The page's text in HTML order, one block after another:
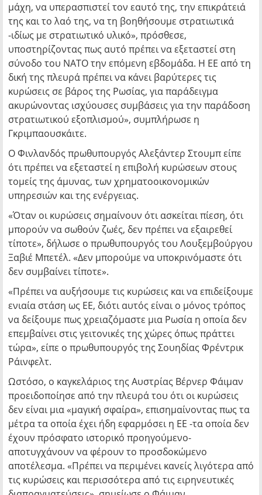
μάχη, να υπερασπιστεί τον εαυτό της, την επικράτειά
της και το λαό της, να τη βοηθήσουμε στρατιωτικά
-ιδίως με στρατιωτικό υλικό», πρόσθεσε,
υποστηρίζοντας πως αυτό πρέπει να εξεταστεί στη
σύνοδο του NATO την επόμενη εβδομάδα. Η ΕΕ από τη
δική της πλευρά πρέπει να κάνει βαρύτερες τις
κυρώσεις σε βάρος της Ρωσίας, για παράδειγμα
ακυρώνοντας ισχύουσες συμβάσεις για την παράδοση
στρατιωτικού εξοπλισμού», συμπλήρωσε η
Γκριμπαουσκάιτε.
Ο Φινλανδός πρωθυπουργός Αλεξάντερ Στουμπ είπε
ότι πρέπει να εξεταστεί η επιβολή κυρώσεων στους
τομείς της άμυνας, των χρηματοοικονομικών
υπηρεσιών και της ενέργειας.
«Όταν οι κυρώσεις σημαίνουν ότι ασκείται πίεση, ότι
μπορούν να σωθούν ζωές, δεν πρέπει να εξαιρεθεί
τίποτε», δήλωσε ο πρωθυπουργός του Λουξεμβούργου
Ξαβιέ Μπετέλ. «Δεν μπορούμε να υποκρινόμαστε ότι
δεν συμβαίνει τίποτε».
«Πρέπει να αυξήσουμε τις κυρώσεις και να επιδείξουμε
ενιαία στάση ως ΕΕ, διότι αυτός είναι ο μόνος τρόπος
να δείξουμε πως χρειαζόμαστε μια Ρωσία η οποία δεν
επεμβαίνει στις γειτονικές της χώρες όπως πράττει
τώρα», είπε ο πρωθυπουργός της Σουηδίας Φρέντρικ
Ράινφελτ.
Ωστόσο, ο καγκελάριος της Αυστρίας Βέρνερ Φάιμαν
προειδοποίησε από την πλευρά του ότι οι κυρώσεις
δεν είναι μια «μαγική σφαίρα», επισημαίνοντας πως τα
μέτρα τα οποία έχει ήδη εφαρμόσει η ΕΕ -τα οποία δεν
έχουν πρόσφατο ιστορικό προηγούμενο-
αποτυγχάνουν να φέρουν το προσδοκώμενο
αποτέλεσμα. «Πρέπει να περιμένει κανείς λιγότερα από
τις κυρώσεις και περισσότερα από τις ειρηνευτικές